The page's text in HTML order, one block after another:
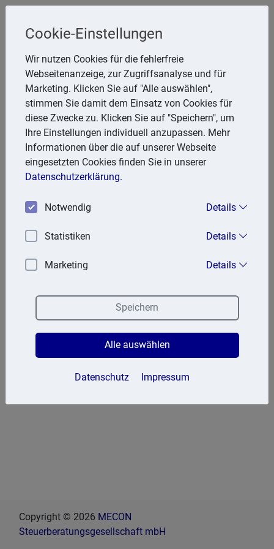
mbH
Steuerberater Heinz-Günter Beckmann
Eichendorffstr. 13, 58708 Menden
Telefon: 2373 394324
E-Mail: mail@mecon-steuerberatung.de
Steuerberater Heinz-Günter Beckmann
Eichendorffstr. 13
58708 Menden
Telefon: 2373 394324
Copyright © 2026 MECON
Steuerberatungsgesellschaft mbH
Cookie-Einstellungen
Wir nutzen Cookies für die fehlerfreie
Webseitenanzeige, zur Zugriffsanalyse und für
Marketing. Klicken Sie auf "Alle auswählen",
stimmen Sie damit dem Einsatz von Cookies für
diese Zwecke zu. Klicken Sie auf "Speichern", um
Ihre Einstellungen individuell anzupassen. Mehr
Informationen über die auf unserer Webseite
eingesetzten Cookies finden Sie in unserer
Datenschutzerklärung.
Notwendig Details
Statistiken Details
Marketing Details
Datenschutz Impressum
Speichern
Alle auswählen